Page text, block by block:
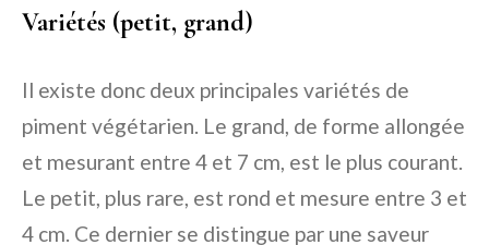
Variétés (petit, grand)
Il existe donc deux principales variétés de
piment végétarien. Le grand, de forme allongée
et mesurant entre 4 et 7 cm, est le plus courant.
Le petit, plus rare, est rond et mesure entre 3 et
4 cm. Ce dernier se distingue par une saveur